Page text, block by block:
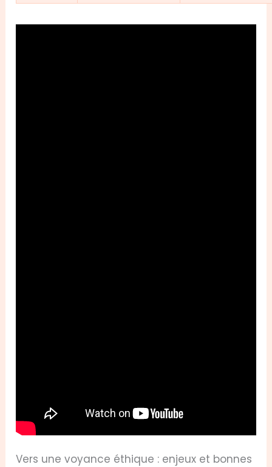
Vers une voyance éthique : enjeux et bonnes